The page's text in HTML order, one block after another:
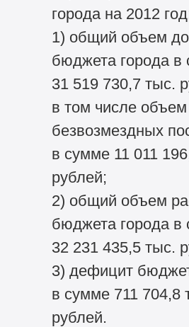
города на 2012
1) общий объем
бюджета города в
31 519 730,7 тыс.
в том числе объем
безвозмездных
в сумме 11 011
рублей;
2) общий объем
бюджета города в
32 231 435,5 тыс.
3) дефицит
в сумме 711 704,8
рублей.